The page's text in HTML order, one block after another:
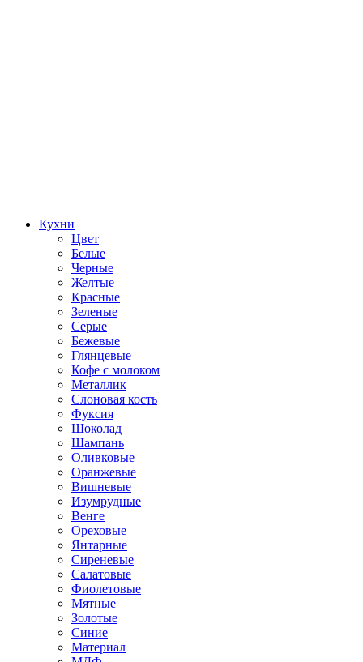
Кухни
Цвет
Белые
Черные
Желтые
Красные
Зеленые
Серые
Бежевые
Глянцевые
Кофе с молоком
Металлик
Слоновая кость
Фуксия
Шоколад
Шампань
Оливковые
Оранжевые
Вишневые
Изумрудные
Венге
Ореховые
Янтарные
Сиреневые
Салатовые
Фиолетовые
Мятные
Золотые
Синие
Материал